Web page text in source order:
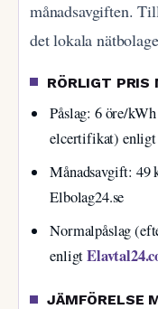
månadsavgiften.
det lokala
RÖRLIGT PRIS
Påslag: 6 öre/
elcertifikat) enligt
Månadsavgift: 49
Elbolag24.se
Normalpåslag
enligt
JÄMFÖRELSE